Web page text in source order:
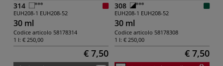
314
EUH208-1 EUH208-52
30 ml
Codice articolo 58178314
1 l: € 250,00
€ 7,50
308
EUH208-1 EUH208-52
30 ml
Codice articolo 58178308
1 l: € 250,00
€ 7,50